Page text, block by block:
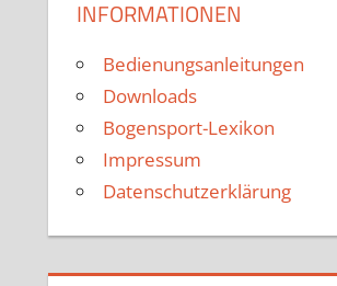
INFORMATIONEN
Bedienungsanleitungen
Downloads
Bogensport-Lexikon
Impressum
Datenschutzerklärung